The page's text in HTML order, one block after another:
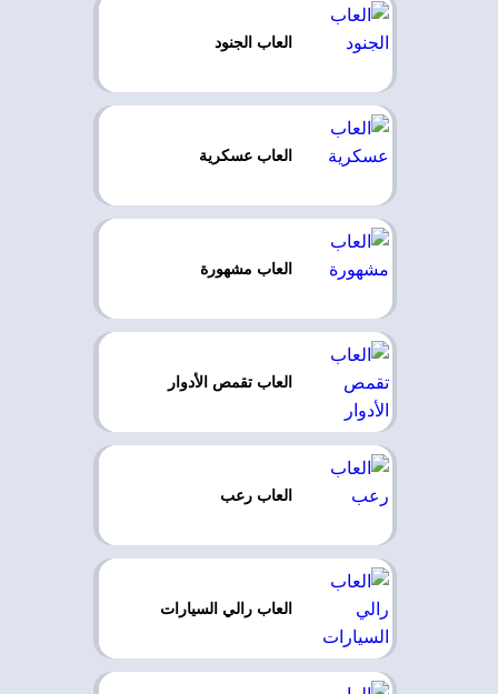
العاب الجنود
العاب عسكرية
العاب مشهورة
العاب تقمص الأدوار
العاب رعب
العاب رالي السيارات